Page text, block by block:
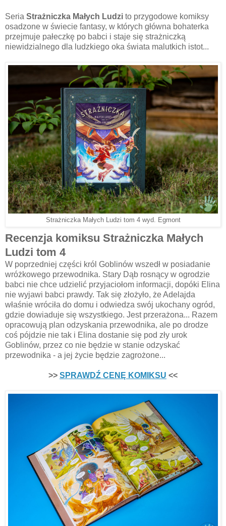
Seria Strażniczka Małych Ludzi to przygodowe komiksy
osadzone w świecie fantasy, w których główna bohaterka
przejmuje pałeczkę po babci i staje się strażniczką
niewidzialnego dla ludzkiego oka świata malutkich istot...
Strażniczka Małych Ludzi tom 4 wyd. Egmont
Recenzja komiksu Strażniczka Małych
Ludzi tom 4
W poprzedniej części król Goblinów wszedł w posiadanie
wróżkowego przewodnika. Stary Dąb rosnący w ogrodzie
babci nie chce udzielić przyjaciołom informacji, dopóki Elina
nie wyjawi babci prawdy. Tak się złożyło, że Adelajda
właśnie wróciła do domu i odwiedza swój ukochany ogród,
gdzie dowiaduje się wszystkiego. Jest przerażona... Razem
opracowują plan odzyskania przewodnika, ale po drodze
coś pójdzie nie tak i Elina dostanie się pod zły urok
Goblinów, przez co nie będzie w stanie odzyskać
przewodnika - a jej życie będzie zagrożone...
>> SPRAWDŹ CENĘ KOMIKSU <<